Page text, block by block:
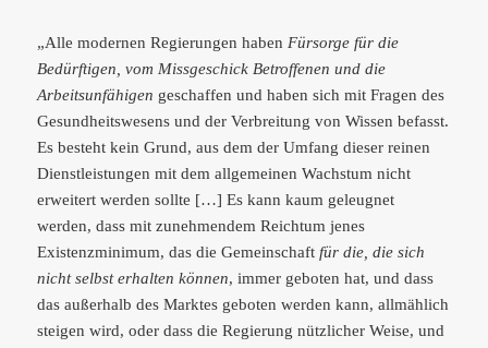
„Alle modernen Regierungen haben Fürsorge für die
Bedürftigen, vom Missgeschick Betroffenen und die
Arbeitsunfähigen geschaffen und haben sich mit Fragen des
Gesundheitswesens und der Verbreitung von Wissen befasst.
Es besteht kein Grund, aus dem der Umfang dieser reinen
Dienstleistungen mit dem allgemeinen Wachstum nicht
erweitert werden sollte […] Es kann kaum geleugnet
werden, dass mit zunehmendem Reichtum jenes
Existenzminimum, das die Gemeinschaftfür die, die sich
nicht selbst erhalten können, immer geboten hat, und dass
das außerhalb des Marktes geboten werden kann, allmählich
steigen wird, oder dass die Regierung nützlicher Weise, und